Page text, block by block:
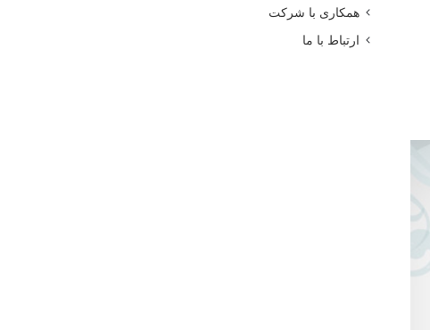
همکاری با شرکت
ارتباط با ما